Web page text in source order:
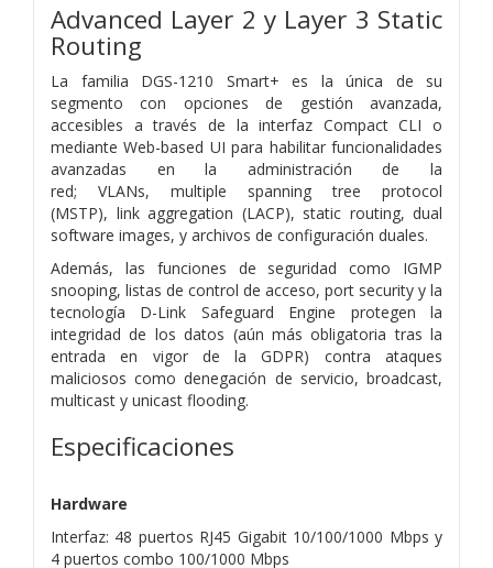
Advanced Layer 2 y Layer 3 Static
Routing
La familia DGS-1210 Smart+ es la única de su
segmento con opciones de gestión avanzada,
accesibles a través de la interfaz Compact CLI o
mediante Web-based UI para habilitar funcionalidades
avanzadas en la administración de la
red; VLANs, multiple spanning tree protocol
(MSTP), link aggregation (LACP), static routing, dual
software images, y archivos de configuración duales.
Además, las funciones de seguridad como IGMP
snooping, listas de control de acceso, port security y la
tecnología D-Link Safeguard Engine protegen la
integridad de los datos (aún más obligatoria tras la
entrada en vigor de la GDPR) contra ataques
maliciosos como denegación de servicio, broadcast,
multicast y unicast flooding.
Especificaciones
Hardware
Interfaz: 48 puertos RJ45 Gigabit 10/100/1000 Mbps y
4 puertos combo 100/1000 Mbps